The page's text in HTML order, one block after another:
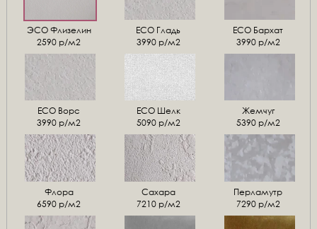
ЭСО Флизелин
2590 р/м2
ЕСО Гладь
3990 р/м2
ECO Бархат
3990 р/м2
ЕСО Ворс
3990 р/м2
ЕСО Шелк
5090 р/м2
Жемчуг
5390 р/м2
Флора
6590 р/м2
Сахара
7210 р/м2
Перламутр
7290 р/м2